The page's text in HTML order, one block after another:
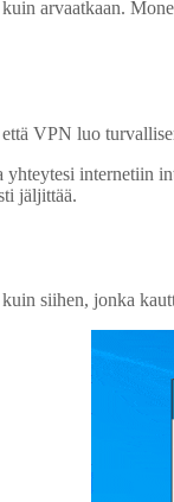
arvaatkaan.
VPN luo
internetiin
jäljittää.
siihen, jonka